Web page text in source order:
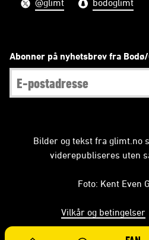
Abonner på nyhetsbrev fra
Bilder og tekst fra glimt.no
viderepubliseres uten
Foto: Kent Even
Vilkår og betingelser